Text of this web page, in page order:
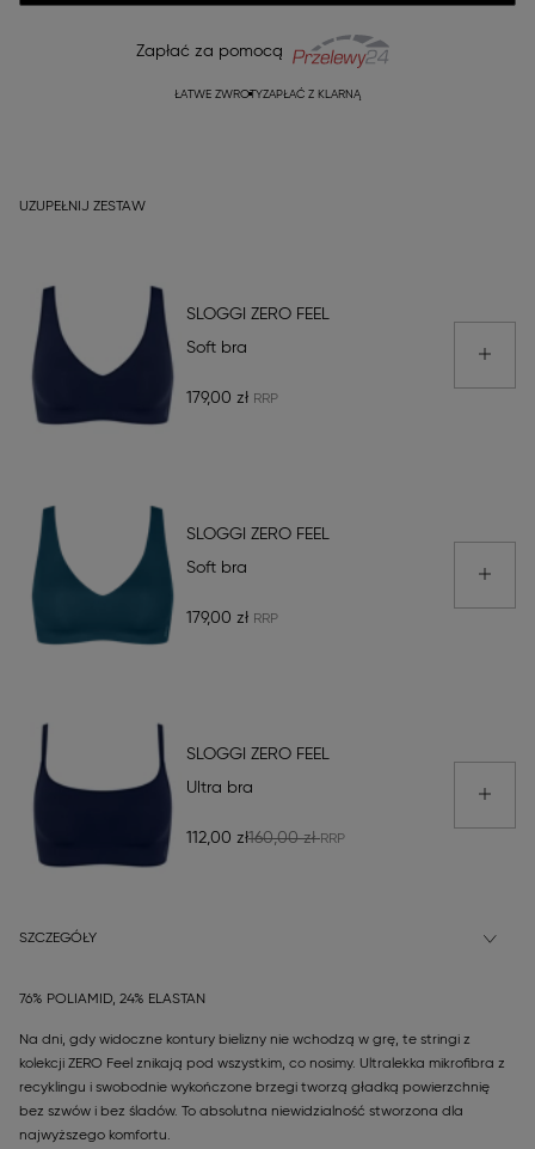
Zapłać za pomocą
ŁATWE ZWROTYZAPŁAĆ Z KLARNĄ
UZUPEŁNIJ ZESTAW
SLOGGI ZERO FEEL
Soft bra
179,00 zł
SLOGGI ZERO FEEL
Soft bra
179,00 zł
SLOGGI ZERO FEEL
Ultra bra
112,00 zł160,00 zł
SZCZEGÓŁY
76% POLIAMID, 24% ELASTAN
Na dni, gdy widoczne kontury bielizny nie wchodzą w grę, te stringi z
kolekcji ZERO Feel znikają pod wszystkim, co nosimy. Ultralekka mikrofibra z
recyklingu i swobodnie wykończone brzegi tworzą gładką powierzchnię
bez szwów i bez śladów. To absolutna niewidzialność stworzona dla
najwyższego komfortu.